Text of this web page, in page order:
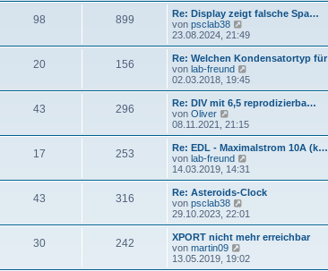
r
B
i
t
r
a
g
e
s
t
e
r
B
e
i
t
r
g
98 899
Re: Display zeigt falsche Spa…
von psclab38
e
u
e
s
t
B
e
i
r
a
g
23.08.2024, 21:49
20 156
Re: Welchen Kondensatortyp für
von lab-freund
e
u
e
s
t
B
e
i
r
g
02.03.2018, 19:45
43 296
Re: DIV mit 6,5 reprodizierba…
von Oliver
e
u
e
s
t
r
B
e
i
r
a
g
08.11.2021, 21:15
17 253
Re: EDL - Maximalstrom 10A (k…
von lab-freund
e
u
e
t
r
B
e
i
14.03.2019, 14:31
43 316
Re: Asteroids-Clock
von psclab38
e
u
e
t
29.10.2023, 22:01
30 242
XPORT nicht mehr erreichbar
von martin09
e
u
13.05.2019, 19:02